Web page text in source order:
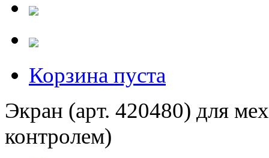
Корзина пуста
Экран (арт. 420480) для
контролем)